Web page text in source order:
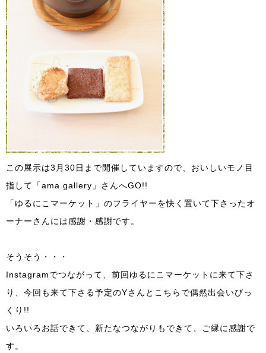
この展示は3月30日まで開催していますので、おいしいモノ目
指して「ama gallery」さんへGO!!
「ゆるにこマーケット」のフライヤーを快く置いて下さったオ
ーナーさんには感謝・感謝です。
そうそう・・・
Instagramでつながって、前回ゆるにこマーケットに来て下さ
り、今回も来て下さる予定のYさんとこちらで偶然出会いびっ
くり!!
いろいろお話できて、新たなつながりもできて、ご縁に感謝で
す。